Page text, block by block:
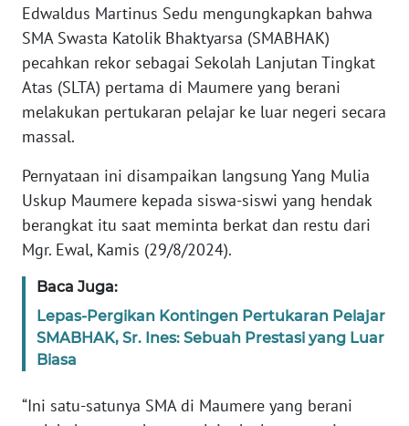
Edwaldus Martinus Sedu mengungkapkan bahwa
SMA Swasta Katolik Bhaktyarsa (SMABHAK)
pecahkan rekor sebagai Sekolah Lanjutan Tingkat
Atas (SLTA) pertama di Maumere yang berani
melakukan pertukaran pelajar ke luar negeri secara
massal.
Pernyataan ini disampaikan langsung Yang Mulia
Uskup Maumere kepada siswa-siswi yang hendak
berangkat itu saat meminta berkat dan restu dari
Mgr. Ewal, Kamis (29/8/2024).
Baca Juga:
Lepas-Pergikan Kontingen Pertukaran Pelajar
SMABHAK, Sr. Ines: Sebuah Prestasi yang Luar
Biasa
“Ini satu-satunya SMA di Maumere yang berani
SIBER
REDAKSI
KARIR
DISCLAIMER
News
Regional
WN
SUMUT
WN